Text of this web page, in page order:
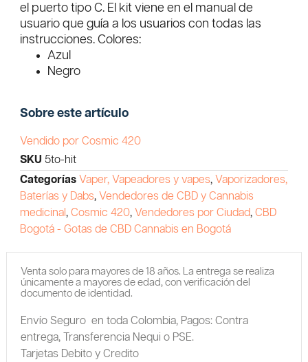
el puerto tipo C. El kit viene en el manual de
usuario que guía a los usuarios con todas las
instrucciones. Colores:
Azul
Negro
Sobre este artículo
Vendido por Cosmic 420
SKU 5to-hit
Categorías Vaper, Vapeadores y vapes, Vaporizadores,
Baterías y Dabs, Vendedores de CBD y Cannabis
medicinal, Cosmic 420, Vendedores por Ciudad, CBD
Bogotá - Gotas de CBD Cannabis en Bogotá
Venta solo para mayores de 18 años. La entrega se realiza
únicamente a mayores de edad, con verificación del
documento de identidad.
Envío Seguro en toda Colombia, Pagos: Contra
entrega,
Transferencia Nequi o PSE.
Tarjetas Debito y Credito